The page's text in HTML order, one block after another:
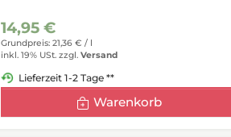
14,95 €
Grundpreis: 21,36 € /
inkl. 19% USt. zzgl. Versand
Lieferzeit 1-2 Tage **
Warenkorb